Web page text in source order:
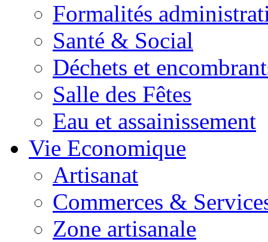
Formalités
Santé & Social
Déchets et
Salle des Fêtes
Eau et assainissement
Vie Economique
Artisanat
Commerces &
Zone artisanale